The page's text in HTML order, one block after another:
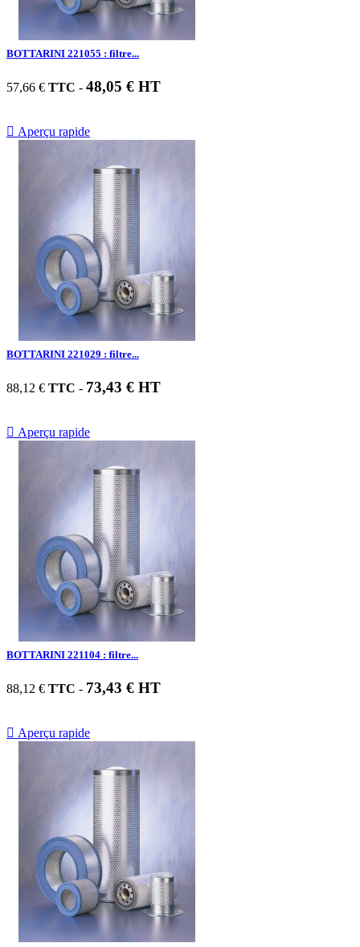
BOTTARINI 221055 : filtre...
57,66 € TTC - 48,05 € HT
 Aperçu rapide
BOTTARINI 221029 : filtre...
88,12 € TTC - 73,43 € HT
 Aperçu rapide
BOTTARINI 221104 : filtre...
88,12 € TTC - 73,43 € HT
 Aperçu rapide